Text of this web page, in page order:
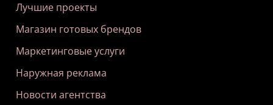
Лучшие проекты
Магазин готовых брендов
Маркетинговые услуги
Наружная реклама
Новости агентства